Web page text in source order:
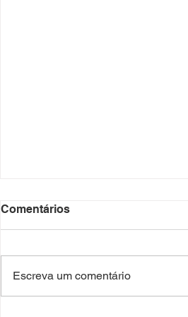
Comentários
Escreva um comentário